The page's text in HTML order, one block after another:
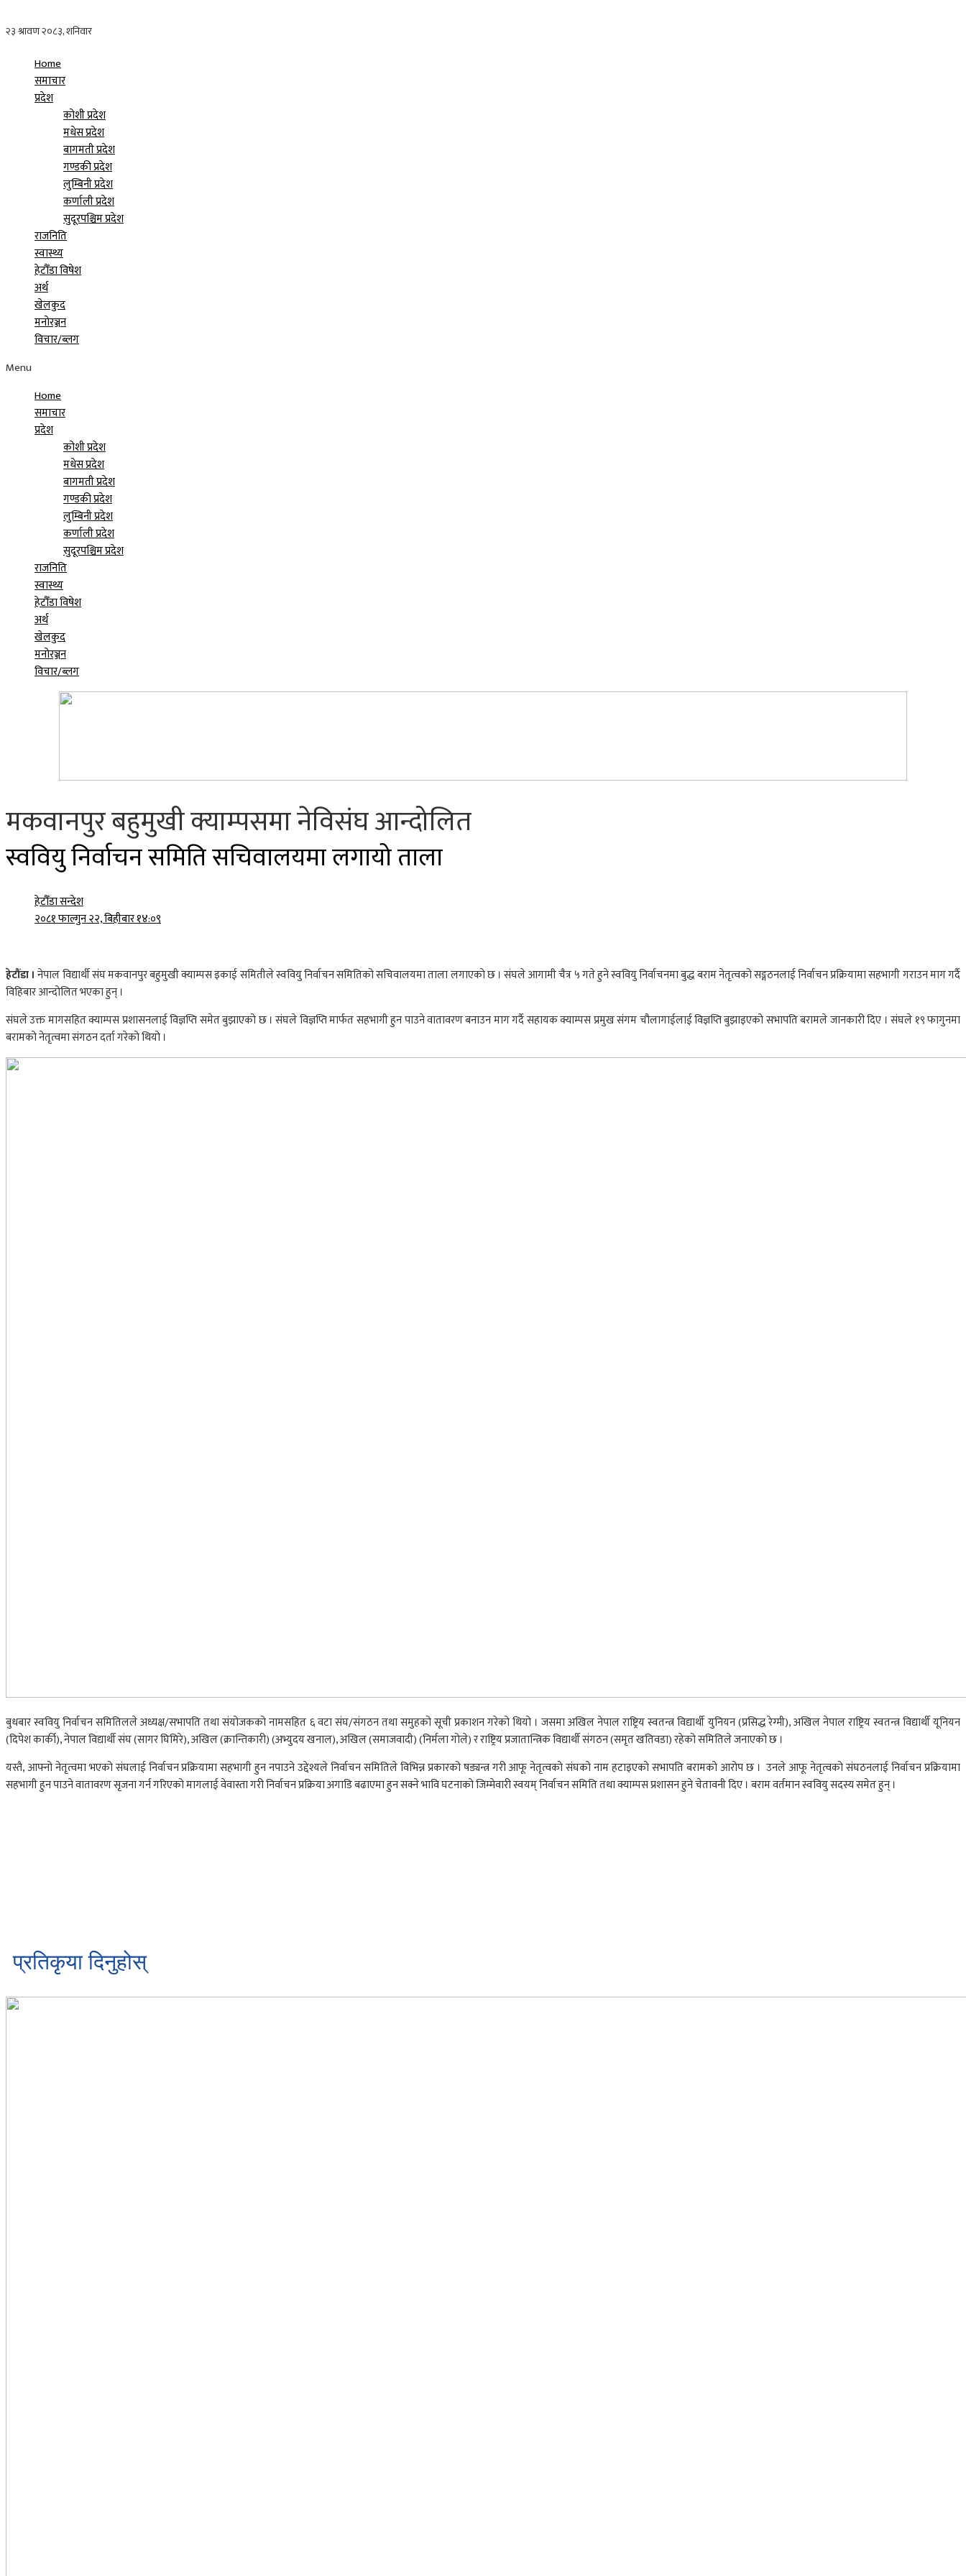
Home
समाचार
प्रदेश
कोशी प्रदेश
मधेस प्रदेश
बागमती प्रदेश
गण्डकी प्रदेश
लुम्बिनी प्रदेश
कर्णाली प्रदेश
सुदूरपश्चिम प्रदेश
राजनिति
स्वास्थ्य
हेटौँडा विषेश
अर्थ
खेलकुद
मनोरञ्जन
विचार/ब्लग
Menu
Home
समाचार
प्रदेश
कोशी प्रदेश
मधेस प्रदेश
बागमती प्रदेश
गण्डकी प्रदेश
लुम्बिनी प्रदेश
कर्णाली प्रदेश
सुदूरपश्चिम प्रदेश
राजनिति
स्वास्थ्य
हेटौँडा विषेश
अर्थ
खेलकुद
मनोरञ्जन
विचार/ब्लग
मकवानपुर बहुमुखी क्याम्पसमा नेविसंघ आन्दोलित
स्ववियु निर्वाचन समिति सचिवालयमा लगायो ताला
हेटौँडा सन्देश
२०८१ फाल्गुन २२, बिहीबार १४:०९
हेटौंडा । नेपाल विद्यार्थी संघ मकवानपुर बहुमुखी क्याम्पस इकाई समितीले स्ववियु निर्वाचन समितिको सचिवालयमा ताला लगाएको छ । संघले आगामी चैत्र ५ गते हुने स्ववियु निर्वाचनमा बुद्ध बराम नेतृत्वको सङ्गठनलाई निर्वाचन प्रक्रियामा सहभागी गराउन माग गर्दै
विहिबार आन्दोलित भएका हुन् ।
संघले उक्त मागसहित क्याम्पस प्रशासनलाई विज्ञप्ति समेत बुझाएको छ । संघले विज्ञप्ति मार्फत सहभागी हुन पाउने वातावरण बनाउन माग गर्दै सहायक क्याम्पस प्रमुख संगम चौलागाईलाई विज्ञप्ति बुझाइएको सभापति बरामले जानकारी दिए । संघले १९ फागुनमा
बरामको नेतृत्वमा संगठन दर्ता गरेको थियो ।
बुधबार स्ववियु निर्वाचन समितिलले अध्यक्ष/सभापति तथा संयोजकको नामसहित ६ वटा संघ/संगठन तथा समुहको सूची प्रकाशन गरेको थियो । जसमा अखिल नेपाल राष्ट्रिय स्वतन्त्र विद्यार्थी युनियन (प्रसिद्ध रेग्मी), अखिल नेपाल राष्ट्रिय स्वतन्त्र विद्यार्थी यूनियन
(दिपेश कार्की), नेपाल विद्यार्थी संघ (सागर घिमिरे), अखिल (क्रान्तिकारी) (अभ्युदय खनाल), अखिल (समाजवादी) (निर्मला गोले) र राष्ट्रिय प्रजातान्त्रिक विद्यार्थी संगठन (समृत खतिवडा) रहेको समितिले जनाएको छ ।
यस्तै, आफ्नो नेतृत्वमा भएको संघलाई निर्वाचन प्रक्रियामा सहभागी हुन नपाउने उद्देश्यले निर्वाचन समितिले विभिन्न प्रकारको षड्यन्त्र गरी आफू नेतृत्वको संघको नाम हटाइएको सभापति बरामको आरोप छ । उनले आफू नेतृत्वको संघठनलाई निर्वाचन प्रक्रियामा
सहभागी हुन पाउने वातावरण सृजना गर्न गरिएको मागलाई वेवास्ता गरी निर्वाचन प्रक्रिया अगाडि बढाएमा हुन सक्ने भावि घटनाको जिम्मेवारी स्वयम् निर्वाचन समिति तथा क्याम्पस प्रशासन हुने चेतावनी दिए । बराम वर्तमान स्ववियु सदस्य समेत हुन् ।
प्रतिकृया दिनुहोस्